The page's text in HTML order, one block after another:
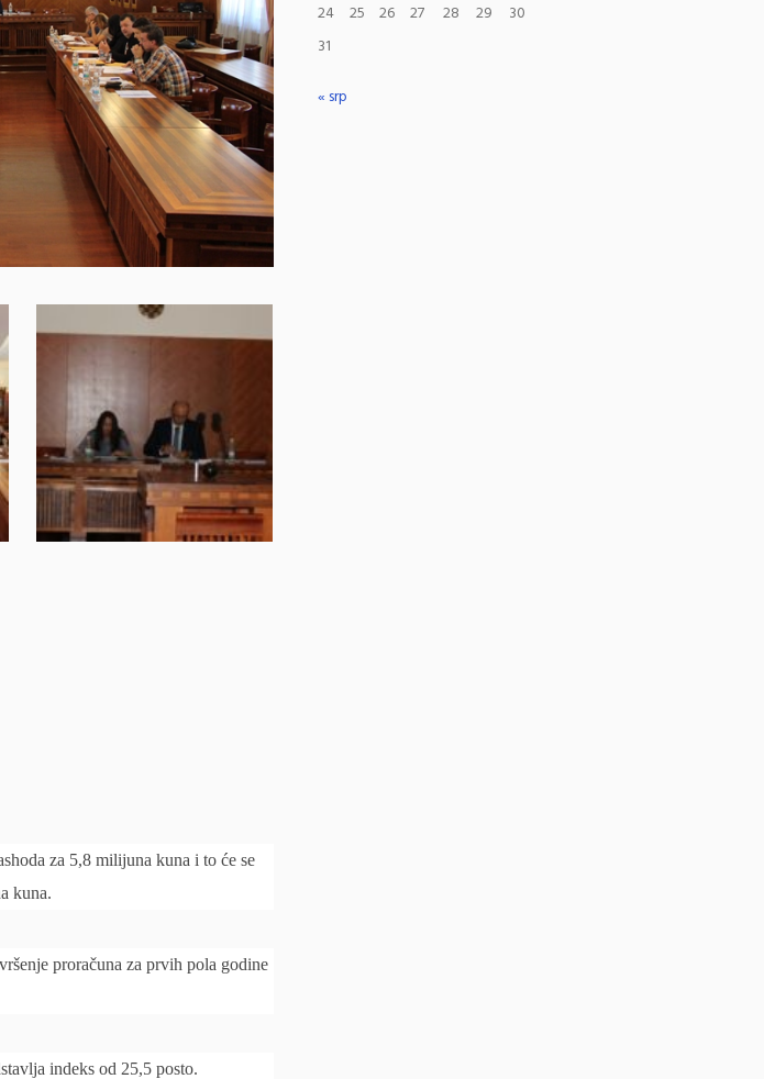
za 5,8 milijuna kuna i to će se
kuna.
proračuna za prvih pola godine
indeks od 25,5 posto.
24
25 26 27 28 29
30
31
« srp